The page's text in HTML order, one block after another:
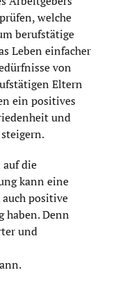
welche
berufstätige
Leben einfacher
von
Eltern
ein positives
und
die
kann eine
positive
haben. Denn
und